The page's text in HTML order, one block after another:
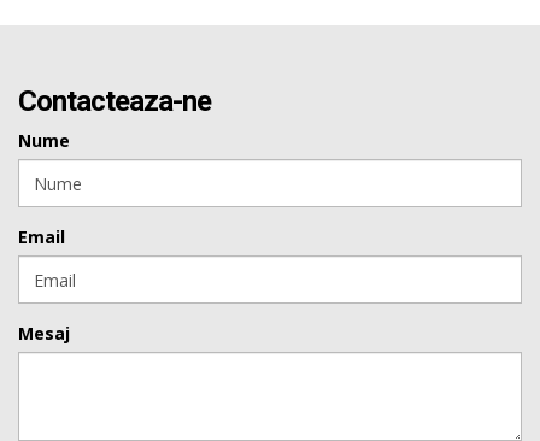
Contacteaza-ne
Nume
Email
Mesaj